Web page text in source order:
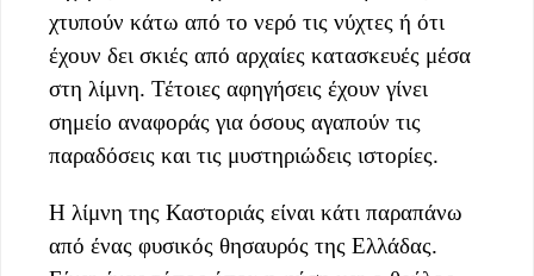
χτυπούν κάτω από το νερό τις νύχτες ή ότι
έχουν δει σκιές από αρχαίες κατασκευές μέσα
στη λίμνη. Τέτοιες αφηγήσεις έχουν γίνει
σημείο αναφοράς για όσους αγαπούν τις
παραδόσεις και τις μυστηριώδεις ιστορίες.
Η λίμνη της Καστοριάς είναι κάτι παραπάνω
από ένας φυσικός θησαυρός της Ελλάδας.